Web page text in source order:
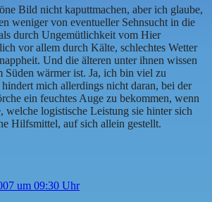
Bild nicht kaputtmachen, aber ich glaube,
weniger von eventueller Sehnsucht in die
durch Ungemütlichkeit vom Hier
vor allem durch Kälte, schlechtes Wetter
Und die älteren unter ihnen wissen
Süden wärmer ist. Ja, ich bin viel zu
mich allerdings nicht daran, bei der
ein feuchtes Auge zu bekommen, wenn
welche logistische Leistung sie hinter sich
Hilfsmittel, auf sich allein gestellt.
um 09:30 Uhr